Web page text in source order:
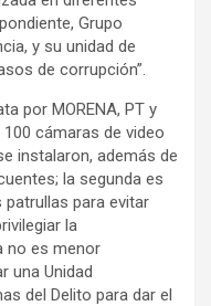
Grupo
y su unidad de
de corrupción”.
por MORENA, PT y
cámaras de video
instalaron, además de
la segunda es
para evitar
la
no es menor
una Unidad
del Delito para dar el